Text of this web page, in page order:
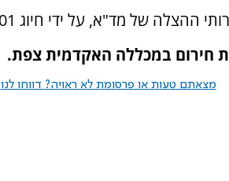
של מד"א, על ידי חיוג 101 בבהילות.
חירום במכללה האקדמית צפת.
מצאתם טעות או פרסומת לא ראויה? דווחו לנו